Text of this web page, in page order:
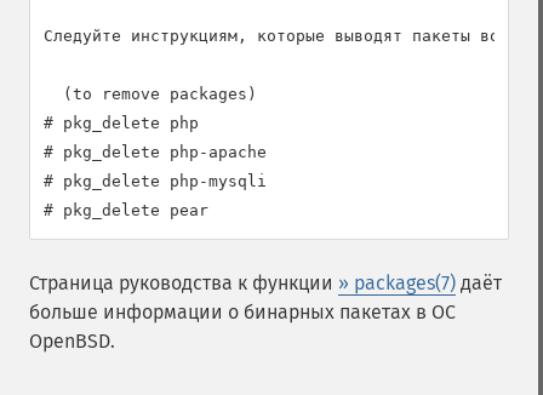
Следуйте инструкциям, которые выводят пакеты во
  (to remove packages)
# pkg_delete php
# pkg_delete php-apache
# pkg_delete php-mysqli
# pkg_delete pear
Страница руководства к функции » packages(7) даёт
больше информации о бинарных пакетах в ОС
OpenBSD.